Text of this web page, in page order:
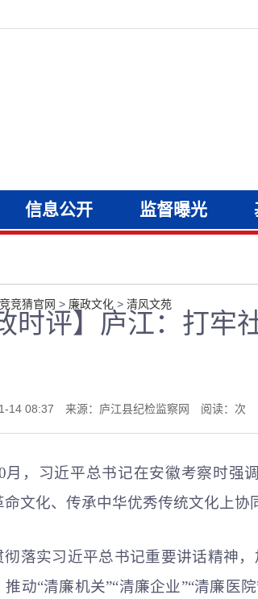
信息公开 监督曝光
竞猜官网 > 廉政文化 > 清风文苑
时评】庐江：打
14 08:37 来源：庐江县纪检监察网 阅读： 次
月，习近平总书记在安徽考察时强
文化、传承中华优秀传统文化上协
彻落实习近平总书记重要讲话精神
动“清廉机关”“清廉企业”“清廉医